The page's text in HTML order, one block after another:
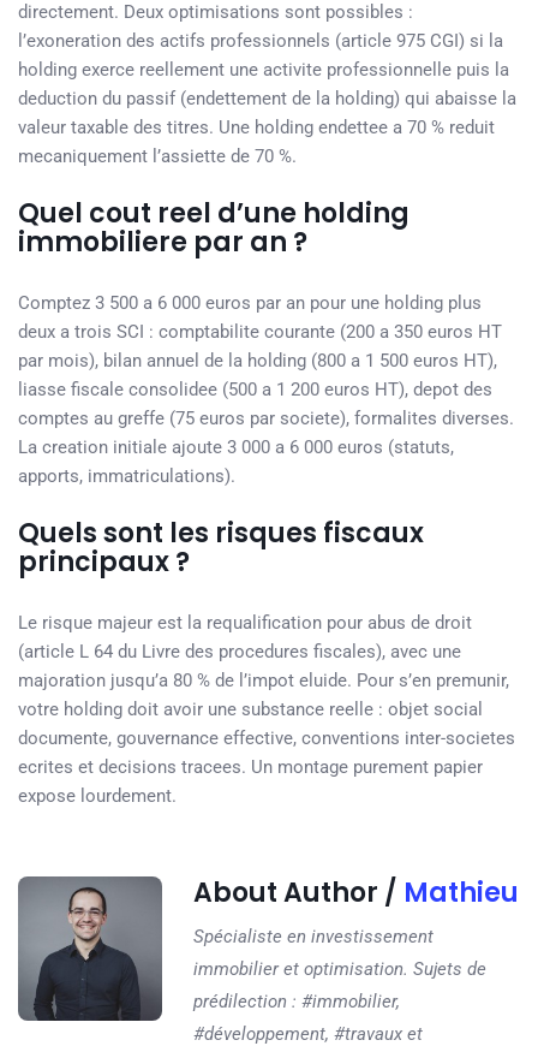
directement. Deux optimisations sont possibles :
l’exoneration des actifs professionnels (article 975 CGI) si la
holding exerce reellement une activite professionnelle puis la
deduction du passif (endettement de la holding) qui abaisse la
valeur taxable des titres. Une holding endettee a 70 % reduit
mecaniquement l’assiette de 70 %.
Quel cout reel d’une holding
immobiliere par an ?
Comptez 3 500 a 6 000 euros par an pour une holding plus
deux a trois SCI : comptabilite courante (200 a 350 euros HT
par mois), bilan annuel de la holding (800 a 1 500 euros HT),
liasse fiscale consolidee (500 a 1 200 euros HT), depot des
comptes au greffe (75 euros par societe), formalites diverses.
La creation initiale ajoute 3 000 a 6 000 euros (statuts,
apports, immatriculations).
Quels sont les risques fiscaux
principaux ?
Le risque majeur est la requalification pour abus de droit
(article L 64 du Livre des procedures fiscales), avec une
majoration jusqu’a 80 % de l’impot eluide. Pour s’en premunir,
votre holding doit avoir une substance reelle : objet social
documente, gouvernance effective, conventions inter-societes
ecrites et decisions tracees. Un montage purement papier
expose lourdement.
About Author / Mathieu
Spécialiste en investissement
immobilier et optimisation. Sujets de
prédilection : #immobilier,
#développement, #travaux et